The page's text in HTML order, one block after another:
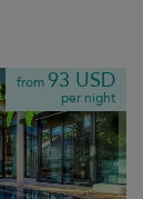
from 93 USD
per night